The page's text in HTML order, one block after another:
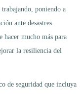
poniendo a
ante desastres.
hacer mucho más para
la resiliencia del
de seguridad que incluya